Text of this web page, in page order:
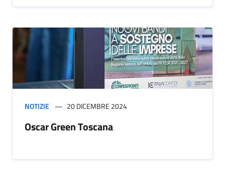
NOTIZIE 20 DICEMBRE 2024
Oscar Green Toscana